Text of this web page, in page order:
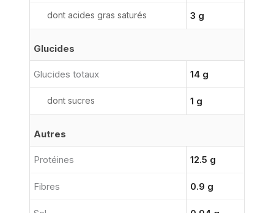
dont acides gras saturés 3 g
Glucides
Glucides totaux 14 g
dont sucres 1 g
Autres
Protéines 12.5 g
Fibres 0.9 g